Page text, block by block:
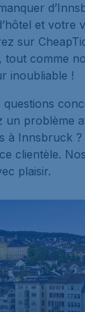
et votre
sur
comme
inoubliable !
questions
un problème
à Innsbruck
clientèle.
plaisir.